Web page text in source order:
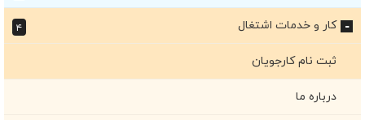
کار و خدمات اشتغال ۴
ثبت نام کارجویان
درباره ما